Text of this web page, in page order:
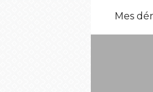
Mes